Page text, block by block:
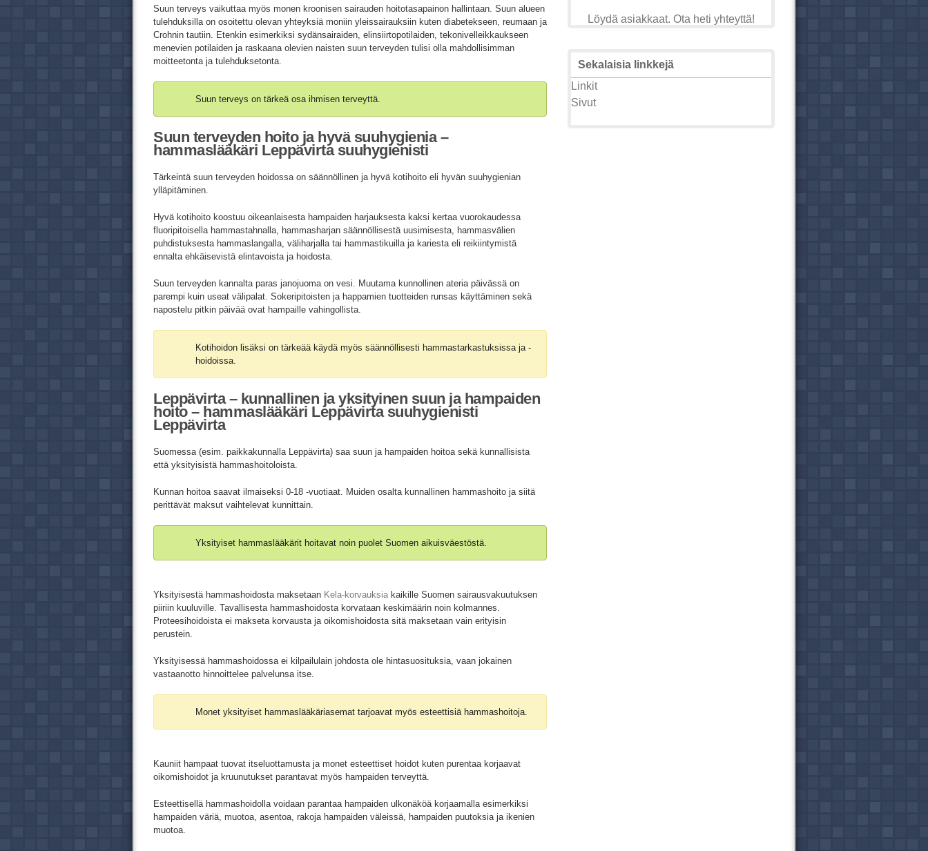
Suun terveys vaikuttaa myös monen kroonisen sairauden hoitotasapainon hallintaan. Suun alueen
tulehduksilla on osoitettu olevan yhteyksiä moniin yleissairauksiin kuten diabetekseen, reumaan ja
Crohnin tautiin. Etenkin esimerkiksi sydänsairaiden, elinsiirtopotilaiden, tekonivelleikkaukseen
menevien potilaiden ja raskaana olevien naisten suun terveyden tulisi olla mahdollisimman
moitteetonta ja tulehduksetonta.
Suun terveys on tärkeä osa ihmisen terveyttä.
Suun terveyden hoito ja hyvä suuhygienia –
hammaslääkäri Leppävirta suuhygienisti
Tärkeintä suun terveyden hoidossa on säännöllinen ja hyvä kotihoito eli hyvän suuhygienian
ylläpitäminen.
Hyvä kotihoito koostuu oikeanlaisesta hampaiden harjauksesta kaksi kertaa vuorokaudessa
fluoripitoisella hammastahnalla, hammasharjan säännöllisestä uusimisesta, hammasvälien
puhdistuksesta hammaslangalla, väliharjalla tai hammastikuilla ja kariesta eli reikiintymistä
ennalta ehkäisevistä elintavoista ja hoidosta.
Suun terveyden kannalta paras janojuoma on vesi. Muutama kunnollinen ateria päivässä on
parempi kuin useat välipalat. Sokeripitoisten ja happamien tuotteiden runsas käyttäminen sekä
napostelu pitkin päivää ovat hampaille vahingollista.
Kotihoidon lisäksi on tärkeää käydä myös säännöllisesti hammastarkastuksissa ja -
hoidoissa.
Leppävirta – kunnallinen ja yksityinen suun ja hampaiden
hoito – hammaslääkäri Leppävirta suuhygienisti
Leppävirta
Suomessa (esim. paikkakunnalla Leppävirta) saa suun ja hampaiden hoitoa sekä kunnallisista
että yksityisistä hammashoitoloista.
Kunnan hoitoa saavat ilmaiseksi 0-18 -vuotiaat. Muiden osalta kunnallinen hammashoito ja siitä
perittävät maksut vaihtelevat kunnittain.
Yksityiset hammaslääkärit hoitavat noin puolet Suomen aikuisväestöstä.
Yksityisestä hammashoidosta maksetaan Kela-korvauksia kaikille Suomen sairausvakuutuksen
piiriin kuuluville. Tavallisesta hammashoidosta korvataan keskimäärin noin kolmannes.
Proteesihoidoista ei makseta korvausta ja oikomishoidosta sitä maksetaan vain erityisin
perustein.
Yksityisessä hammashoidossa ei kilpailulain johdosta ole hintasuosituksia, vaan jokainen
vastaanotto hinnoittelee palvelunsa itse.
Monet yksityiset hammaslääkäriasemat tarjoavat myös esteettisiä hammashoitoja.
Kauniit hampaat tuovat itseluottamusta ja monet esteettiset hoidot kuten purentaa korjaavat
oikomishoidot ja kruunutukset parantavat myös hampaiden terveyttä.
Esteettisellä hammashoidolla voidaan parantaa hampaiden ulkonäköä korjaamalla esimerkiksi
hampaiden väriä, muotoa, asentoa, rakoja hampaiden väleissä, hampaiden puutoksia ja ikenien
muotoa.
Löydä asiakkaat. Ota heti yhteyttä!
Sekalaisia linkkejä
Linkit
Sivut